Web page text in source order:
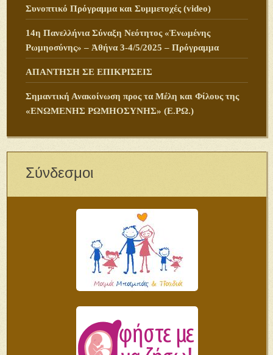
Συνοπτικό Πρόγραμμα και Συμμετοχές (video)
14η Πανελλήνια Σύναξη Νεότητος «Ἑνωμένης
Ρωμηοσύνης» – Ἀθήνα 3-4/5/2025 – Πρόγραμμα
ΑΠΑΝΤΗΣΗ ΣΕ ΕΠΙΚΡΙΣΕΙΣ
Σημαντική Ανακοίνωση προς τα Μέλη και Φίλους της
«ΕΝΩΜΕΝΗΣ ΡΩΜΗΟΣΥΝΗΣ» (Ε.ΡΩ.)
Σύνδεσμοι